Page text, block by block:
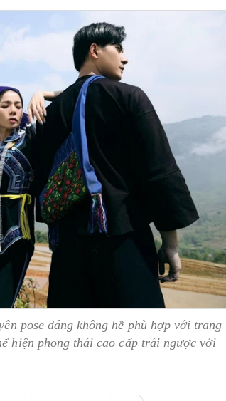
pose dáng không hề phù hợp với trang
hiện phong thái cao cấp trái ngược với